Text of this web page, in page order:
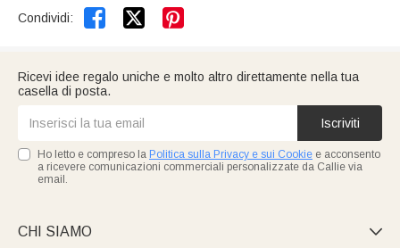
Condividi:  
Ricevi idee regalo uniche e molto altro direttamente nella tua
casella di posta.
Iscriviti
Ho letto e compreso la Politica sulla Privacy e sui Cookie e acconsento
a ricevere comunicazioni commerciali personalizzate da Callie via
email.
CHI SIAMO 